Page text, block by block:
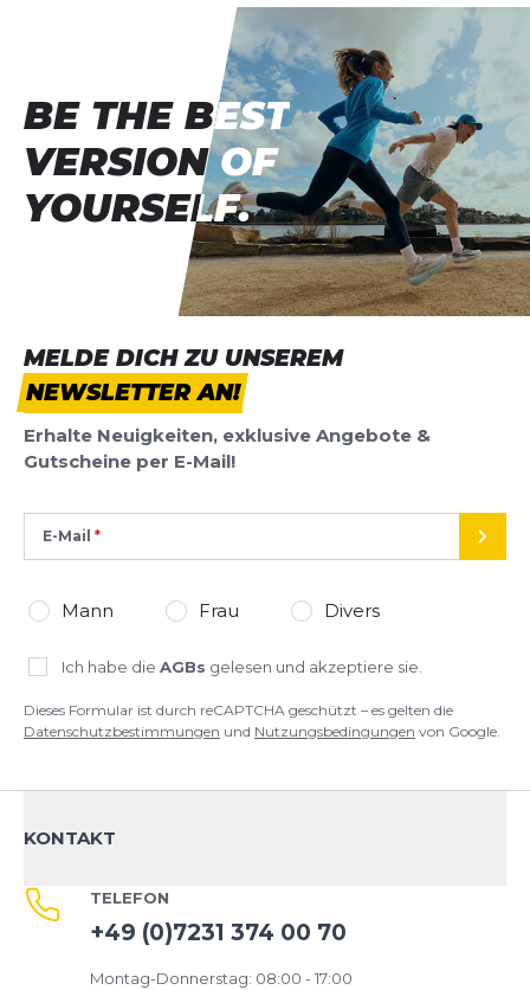
Rezension
Rezension
Dieses Formular ist durch reCAPTCHA geschützt – es gelten die
Datenschutzbestimmungenund
Google.
MELDE DICH ZU UNSEREM
NEWSLETTER AN!
Erhalte Neuigkeiten, exklusive Angebote &
Gutscheine per E-Mail!
E-Mail
Mann Frau Divers
Ich habe die AGBs gelesen und akzeptiere sie.
Dieses Formular ist durch reCAPTCHA geschützt – es gelten die
Datenschutzbestimmungen und Nutzungsbedingungen von Google.
BE THE BEST
VERSION OF
YOURSELF.
BE THE BEST
VERSION OF
YOURSELF.
KONTAKT
TELEFON
+49 (0)7231 374 00 70
Montag-Donnerstag: 08:00 - 17:00